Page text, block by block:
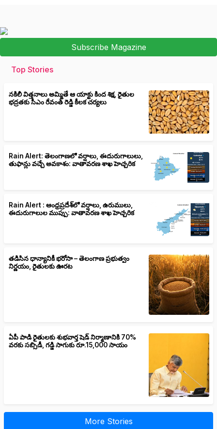
Subscribe Magazine
Top Stories
నకిలీ విత్తనాలు అమ్మితే ఆ యాక్టు కింద శిక్ష, రైతుల
భద్రతకు సీఎం రేవంత్ రెడ్డి కీలక చర్యలు
Rain Alert: తెలంగాణలో వర్షాలు, ఈదురుగాలులు,
తుఫాన్లు వచ్చే అవకాశం: వాతావరణ శాఖ హెచ్చరిక
Rain Alert : ఆంధ్రప్రదేశ్‌లో వర్షాలు, ఉరుములు,
ఈదురుగాలుల ముప్పు: వాతావరణ శాఖ హెచ్చరిక
తడిసిన ధాన్యానికీ భరోసా – తెలంగాణ ప్రభుత్వం
నిర్ణయం, రైతులకు ఊరట
ఏపీ పాడి రైతులకు శుభవార్త షెడ్ నిర్మాణానికి 70%
వరకు సబ్సిడీ, గడ్డి సాగుకు రూ.15,000 సాయం
More Stories